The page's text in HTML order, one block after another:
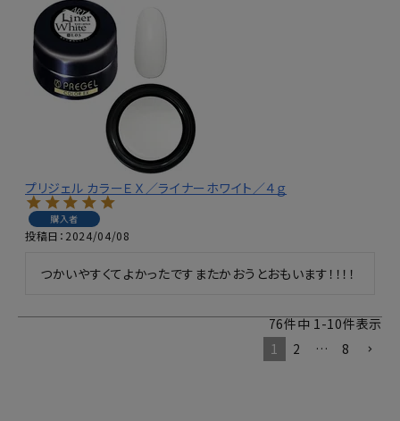
プリジェル カラーＥＸ／ライナーホワイト／４ｇ
購入者
投稿日 2024/04/08
つかいやすくてよかったですまたかおうとおもいます！！！！
76件中1-10件表示
1
2 … 8